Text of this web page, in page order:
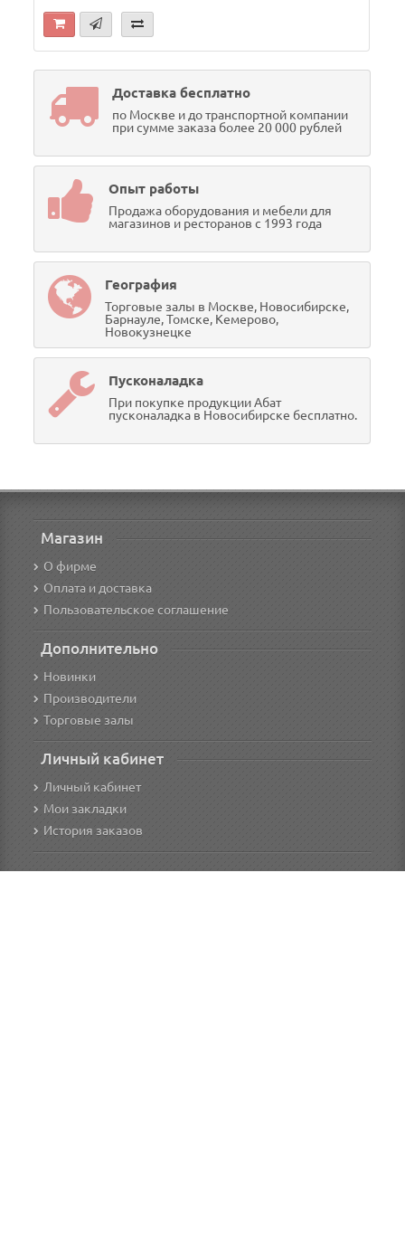
Доставка бесплатно
по Москве и до транспортной компании
при сумме заказа более 20 000 рублей
Опыт работы
Продажа оборудования и мебели для
магазинов и ресторанов с 1993 года
География
Торговые залы в Москве, Новосибирске,
Барнауле, Томске, Кемерово,
Новокузнецке
Пусконаладка
При покупке продукции Абат
пусконаладка в Новосибирске бесплатно.
Магазин
О фирме
Оплата и доставка
Пользовательское соглашение
Дополнительно
Новинки
Производители
Торговые залы
Личный кабинет
Личный кабинет
Мои закладки
История заказов